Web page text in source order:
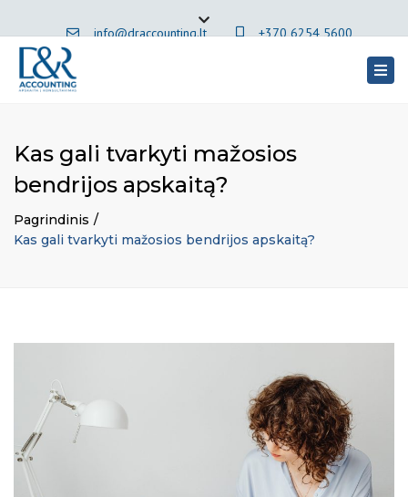
info@draccounting.lt +370 6254 5600
Close
Kas gali tvarkyti mažosios
bendrijos apskaitą?
Pagrindinis
Kas gali tvarkyti mažosios bendrijos apskaitą?